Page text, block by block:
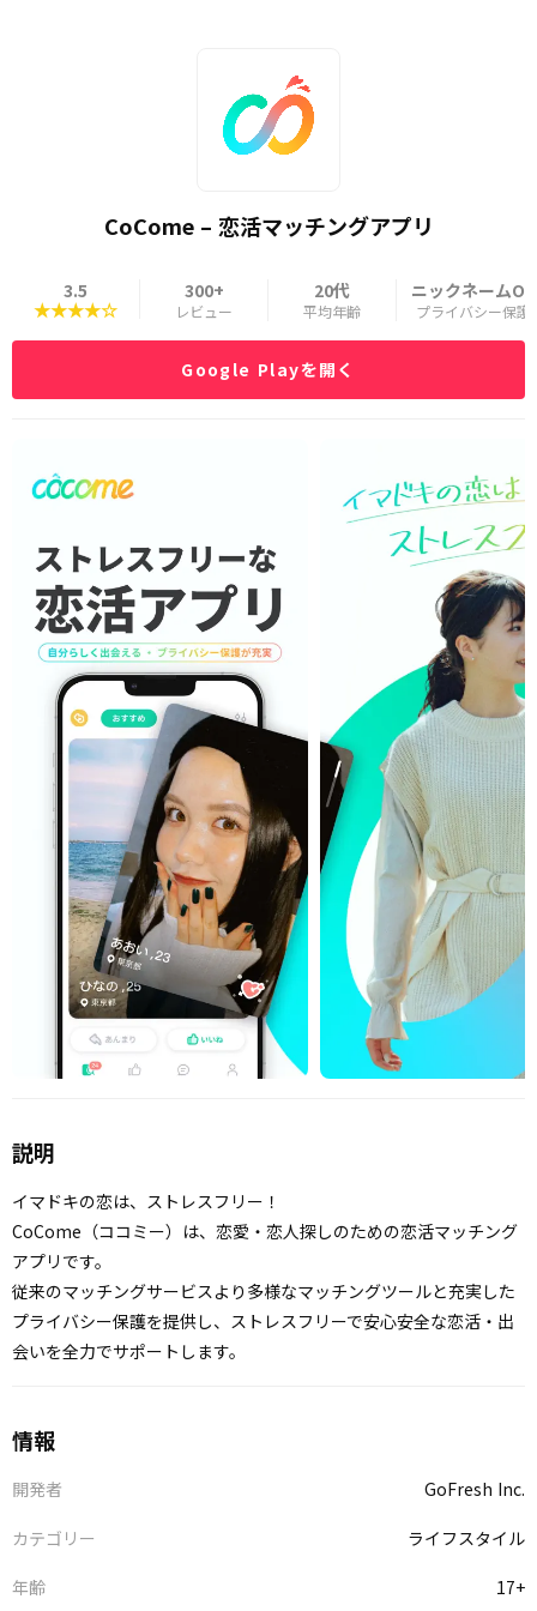
CoCome – 恋活マッチングアプリ
3.5
★★★★☆
300+
レビュー
20代
平均年齢
ニックネームOK
プライバシー保護
Google Playを開く
説明
イマドキの恋は、ストレスフリー！
CoCome（ココミー）は、恋愛・恋人探しのための恋活マッチング
アプリです。
従来のマッチングサービスより多様なマッチングツールと充実した
プライバシー保護を提供し、ストレスフリーで安心安全な恋活・出
会いを全力でサポートします。
情報
開発者 GoFresh Inc.
カテゴリー ライフスタイル
年齢 17+